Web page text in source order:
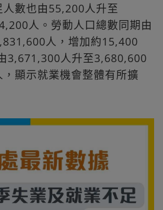
數也由55,200人升至
人。勞動人口總數同期由
人，增加約15,400
3,671,300人升至3,680,600
顯示就業機會整體有所擴